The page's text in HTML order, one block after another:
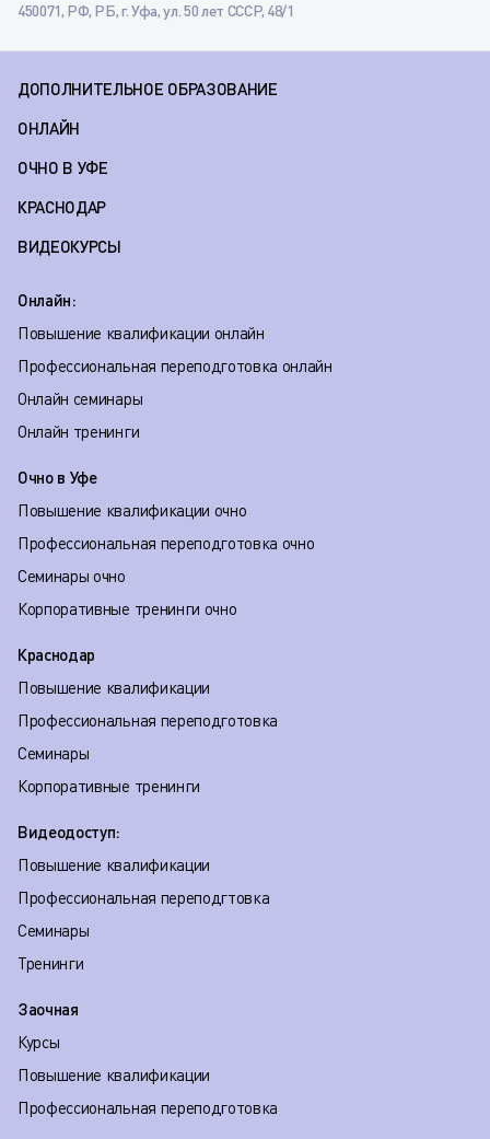
450071, РФ, РБ, г. Уфа, ул. 50 лет СССР, 48/1
ДОПОЛНИТЕЛЬНОЕ ОБРАЗОВАНИЕ
ОНЛАЙН
ОЧНО В УФЕ
КРАСНОДАР
ВИДЕОКУРСЫ
Онлайн:
Повышение квалификации онлайн
Профессиональная переподготовка онлайн
Онлайн семинары
Онлайн тренинги
Очно в Уфе
Повышение квалификации очно
Профессиональная переподготовка очно
Семинары очно
Корпоративные тренинги очно
Краснодар
Повышение квалификации
Профессиональная переподготовка
Семинары
Корпоративные тренинги
Видеодоступ:
Повышение квалификации
Профессиональная переподгтовка
Семинары
Тренинги
Заочная
Курсы
Повышение квалификации
Профессиональная переподготовка